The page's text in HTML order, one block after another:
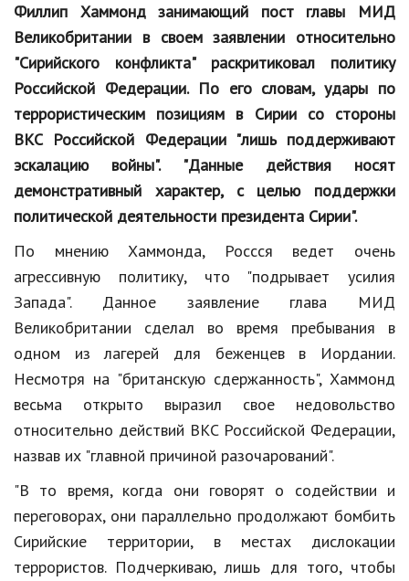
Знаменитости
Статьи
Обзоры
Рецепты
Красота и здоровье
Hi-Tech. Интернет
Дом и сад
Недвижимость
Спорт и фитнес
Психология и отношения
Творчество и рукоделие
Разное
Работа и бизнес
Животные
Филлип Хаммонд занимающий пост главы МИД
Великобритании в своем заявлении относительно
"Сирийского конфликта" раскритиковал политику
Российской Федерации. По его словам, удары по
террористическим позициям в Сирии со стороны
ВКС Российской Федерации "лишь поддерживают
эскалацию войны". "Данные действия носят
демонстративный характер, с целью поддержки
политической деятельности президента Сирии".
По мнению Хаммонда, Россся ведет очень
агрессивную политику, что "подрывает усилия
Запада". Данное заявление глава МИД
Великобритании сделал во время пребывания в
одном из лагерей для беженцев в Иордании.
Несмотря на "британскую сдержанность", Хаммонд
весьма открыто выразил свое недовольство
относительно действий ВКС Российской Федерации,
назвав их "главной причиной разочарований".
"В то время, когда они говорят о содействии и
переговорах, они параллельно продолжают бомбить
Сирийские территории, в местах дислокации
террористов. Подчеркиваю, лишь для того, чтобы